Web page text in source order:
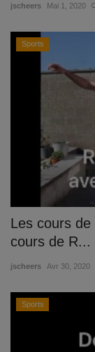
jscheers Mai 1, 2020
Sports
Les cours
cours de R...
jscheers Avr 30, 2020
Sports